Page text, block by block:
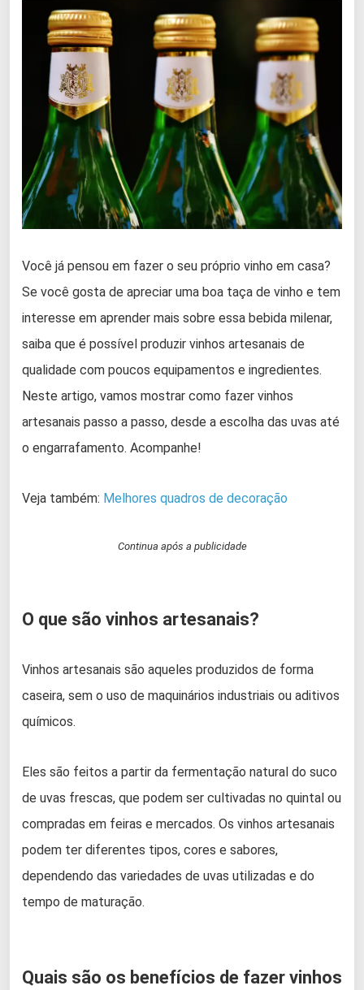
Você já pensou em fazer o seu próprio vinho em casa?
Se você gosta de apreciar uma boa taça de vinho e tem
interesse em aprender mais sobre essa bebida milenar,
saiba que é possível produzir vinhos artesanais de
qualidade com poucos equipamentos e ingredientes.
Neste artigo, vamos mostrar como fazer vinhos
artesanais passo a passo, desde a escolha das uvas até
o engarrafamento. Acompanhe!
Veja também: Melhores quadros de decoração
Continua após a publicidade
O que são vinhos artesanais?
Vinhos artesanais são aqueles produzidos de forma
caseira, sem o uso de maquinários industriais ou aditivos
químicos.
Eles são feitos a partir da fermentação natural do suco
de uvas frescas, que podem ser cultivadas no quintal ou
compradas em feiras e mercados. Os vinhos artesanais
podem ter diferentes tipos, cores e sabores,
dependendo das variedades de uvas utilizadas e do
tempo de maturação.
Quais são os benefícios de fazer vinhos